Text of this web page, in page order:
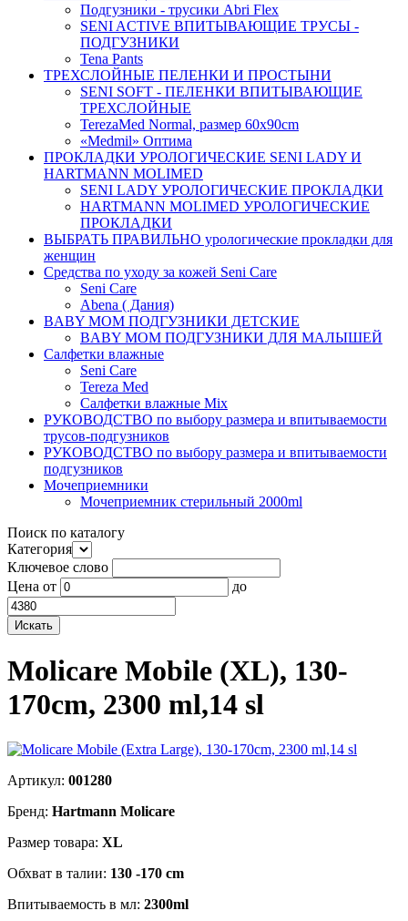
Подгузники - трусики Abri Flex
SENI ACTIVE ВПИТЫВАЮЩИЕ ТРУСЫ -
ПОДГУЗНИКИ
Tena Pants
ТРЕХСЛОЙНЫЕ ПЕЛЕНКИ И ПРОСТЫНИ
SENI SOFT - ПЕЛЕНКИ ВПИТЫВАЮЩИЕ
ТРЕХСЛОЙНЫЕ
TerezaMed Normal, размер 60x90cm
«Medmil» Оптима
ПРОКЛАДКИ УРОЛОГИЧЕСКИЕ SENI LADY И
HARTMANN MOLIMED
SENI LADY УРОЛОГИЧЕСКИЕ ПРОКЛАДКИ
HARTMANN MOLIMED УРОЛОГИЧЕСКИЕ
ПРОКЛАДКИ
ВЫБРАТЬ ПРАВИЛЬНО урологические прокладки для
женщин
Средства по уходу за кожей Seni Care
Seni Care
Abena ( Дания)
BABY MOM ПОДГУЗНИКИ ДЕТСКИЕ
BABY MOM ПОДГУЗНИКИ ДЛЯ МАЛЫШЕЙ
Салфетки влажные
Seni Care
Tereza Med
Салфетки влажные Mix
РУКОВОДСТВО по выбору размера и впитываемости
трусов-подгузников
РУКОВОДСТВО по выбору размера и впитываемости
подгузников
Мочеприемники
Мочеприемник стерильный 2000ml
Поиск по каталогу
Категория
Ключевое слово
Цена от до
Molicare Mobile (XL), 130-
170cm, 2300 ml,14 sl
Артикул: 001280
Бренд: Hartmann Molicare
Размер товара: XL
Обхват в талии: 130 -170 cm
Впитываемость в мл: 2300ml